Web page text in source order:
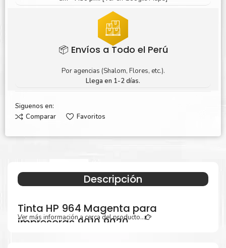
📦 Envíos a Todo el Perú
Por agencias (Shalom, Flores, etc.).
Llega en 1-2 días.
Siguenos en:
Comparar
Favoritos
Descripción
Tinta HP 964 Magenta para
impresoras 9010 9020
Ver más información a cerca del producto...